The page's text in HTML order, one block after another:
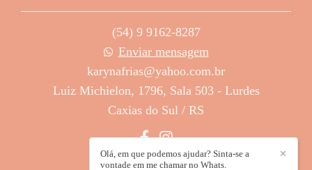
(54) 9 9162-8287
Enviar mensagem
karynafrias@yahoo.com.br
Luiz Michielon, 1796, Sala 503 - Lurdes
Caxias do Sul / RS
✕
Olá, em que podemos ajudar? Sinta-se a
vontade em me chamar no Whats.